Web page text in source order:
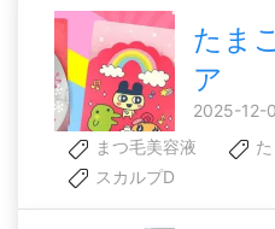
たま
ア
2025-12-
まつ毛美容液
スカルプD